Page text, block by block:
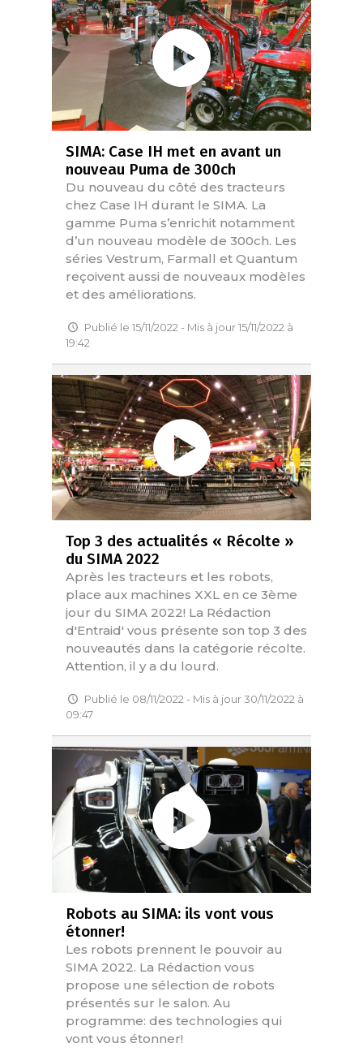
SIMA: Case IH met en avant un
nouveau Puma de 300ch
Du nouveau du côté des tracteurs
chez Case IH durant le SIMA. La
gamme Puma s’enrichit notamment
d’un nouveau modèle de 300ch. Les
séries Vestrum, Farmall et Quantum
reçoivent aussi de nouveaux modèles
et des améliorations.
Publié le 15/11/2022 - Mis à jour 15/11/2022 à
19:42
Top 3 des actualités « Récolte »
du SIMA 2022
Après les tracteurs et les robots,
place aux machines XXL en ce 3ème
jour du SIMA 2022! La Rédaction
d'Entraid' vous présente son top 3 des
nouveautés dans la catégorie récolte.
Attention, il y a du lourd.
Publié le 08/11/2022 - Mis à jour 30/11/2022 à
09:47
Robots au SIMA: ils vont vous
étonner!
Les robots prennent le pouvoir au
SIMA 2022. La Rédaction vous
propose une sélection de robots
présentés sur le salon. Au
programme: des technologies qui
vont vous étonner!